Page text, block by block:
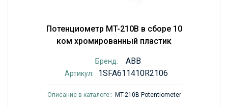
Потенциометр MT-210B в сборе 10
ком хромированный пластик
Бренд: ABB
Артикул: 1SFA611410R2106
Описание в каталоге:: MT-210B Potentiometer